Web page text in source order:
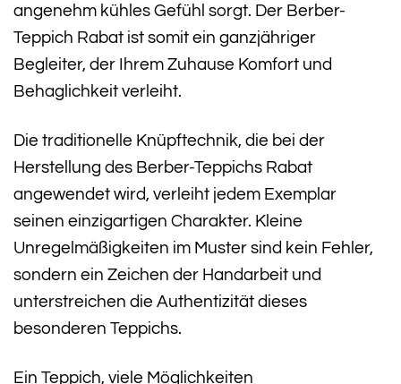
angenehm kühles Gefühl sorgt. Der Berber-
Teppich Rabat ist somit ein ganzjähriger
Begleiter, der Ihrem Zuhause Komfort und
Behaglichkeit verleiht.
Die traditionelle Knüpftechnik, die bei der
Herstellung des Berber-Teppichs Rabat
angewendet wird, verleiht jedem Exemplar
seinen einzigartigen Charakter. Kleine
Unregelmäßigkeiten im Muster sind kein Fehler,
sondern ein Zeichen der Handarbeit und
unterstreichen die Authentizität dieses
besonderen Teppichs.
Ein Teppich, viele Möglichkeiten